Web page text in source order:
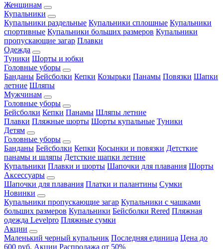
Женщинам
Купальники
Купальники раздельные Купальники сплошные Купальники
спортивные Купальники больших размеров Купальники
пропускающие загар Плавки
Одежда
Туники Шорты и юбки
Головные уборы
Банданы Бейсболки Кепки Козырьки Панамы Повязки Шапки
летние Шляпы
Мужчинам
Головные уборы
Бейсболки Кепки Панамы Шляпы летние
Плавки Пляжные шорты Шорты купальные Туники
Детям
Головные уборы
Банданы Бейсболки Кепки Косынки и повязки Детсткие
панамы и шляпы Детсткие шапки летние
Купальники Плавки и шорты Шапочки для плавания Шорты
Аксессуары
Шапочки для плавания Платки и палантины Сумки
Новинки
Купальники пропускающие загар Купальники с чашками
больших размеров Купальники Бейсболки Rered Пляжная
одежда Levelpro Пляжные сумки
Акции
Маленький черный купальник Последняя единица Цена до
600 руб. Акции Распродажа от 50%